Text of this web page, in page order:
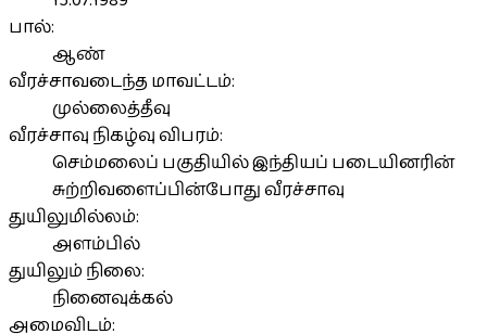
பால்:
ஆண்
வீரச்சாவடைந்த மாவட்டம்:
முல்லைத்தீவு
வீரச்சாவு நிகழ்வு விபரம்:
செம்மலைப் பகுதியில் இந்தியப் படையினரின்
சுற்றிவளைப்பின்போது வீரச்சாவு
துயிலுமில்லம்:
அளம்பில்
துயிலும் நிலை:
நினைவுக்கல்
அமைவிடம்: